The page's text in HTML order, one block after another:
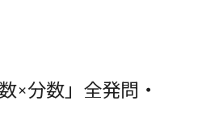
×分数」全発問・